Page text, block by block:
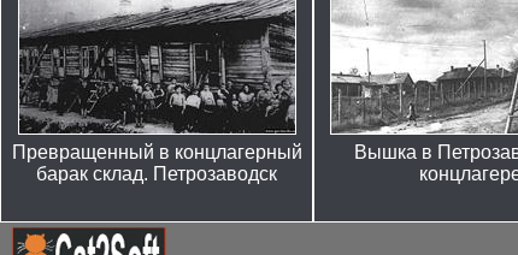
Превращенный в концлагерный
барак склад. Петрозаводск
Вышка в